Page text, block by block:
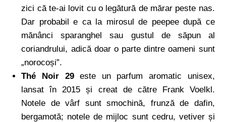
zici că te-ai lovit cu o legătură de mărar peste nas.
Dar probabil e ca la mirosul de peepee după ce
mănânci sparanghel sau gustul de săpun al
coriandrului, adică doar o parte dintre oameni sunt
„norocoși”.
Thé Noir 29este un parfum aromatic unisex,
lansat în 2015 și creat de către Frank Voelkl.
Notele de vârf sunt smochină, frunză de dafin,
bergamotă; notele de mijloc sunt cedru, vetiver și